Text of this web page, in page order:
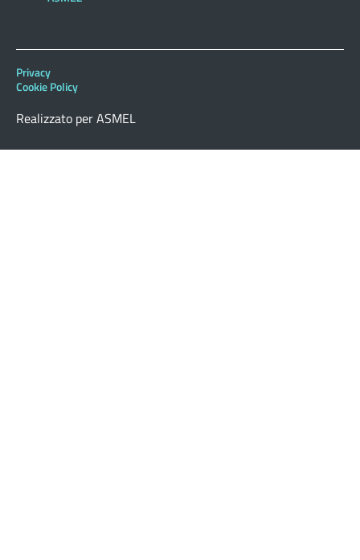
Privacy
Cookie Policy
Realizzato per ASMEL